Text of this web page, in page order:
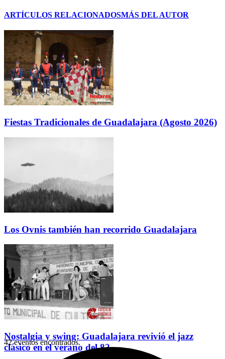
ARTÍCULOS RELACIONADOSMÁS DEL AUTOR
Fiestas Tradicionales de Guadalajara (Agosto 2026)
Los Ovnis también han recorrido Guadalajara
Nostalgia y swing: Guadalajara revivió el jazz
clásico en el verano del 82
42 eventos encontrados.